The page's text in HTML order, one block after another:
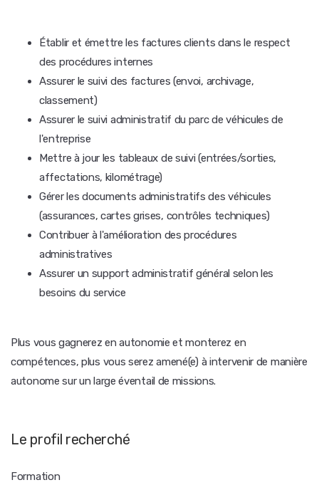
Établir et émettre les factures clients dans le respect
des procédures internes
Assurer le suivi des factures (envoi, archivage,
classement)
Assurer le suivi administratif du parc de véhicules de
l'entreprise
Mettre à jour les tableaux de suivi (entrées/sorties,
affectations, kilométrage)
Gérer les documents administratifs des véhicules
(assurances, cartes grises, contrôles techniques)
Contribuer à l'amélioration des procédures
administratives
Assurer un support administratif général selon les
besoins du service
Plus vous gagnerez en autonomie et monterez en
compétences, plus vous serez amené(e) à intervenir de manière
autonome sur un large éventail de missions.
Le profil recherché
Formation